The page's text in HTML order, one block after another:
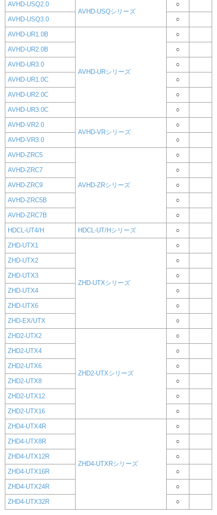
AVHD-USQ2.0
AVHD-USQシリーズ
○
AVHD-USQ3.0 ○
AVHD-UR1.0B
AVHD-URシリーズ
○
AVHD-UR2.0B ○
AVHD-UR3.0 ○
AVHD-UR1.0C ○
AVHD-UR2.0C ○
AVHD-UR3.0C ○
AVHD-VR2.0
AVHD-VRシリーズ
○
AVHD-VR3.0 ○
AVHD-ZRC5
AVHD-ZRシリーズ
○
AVHD-ZRC7 ○
AVHD-ZRC9 ○
AVHD-ZRC5B ○
AVHD-ZRC7B ○
HDCL-UT4/H HDCL-UT/Hシリーズ ○
ZHD-UTX1
ZHD-UTXシリーズ
○
ZHD-UTX2 ○
ZHD-UTX3 ○
ZHD-UTX4 ○
ZHD-UTX6 ○
ZHD-EX/UTX ○
ZHD2-UTX2
ZHD2-UTXシリーズ
○
ZHD2-UTX4 ○
ZHD2-UTX6 ○
ZHD2-UTX8 ○
ZHD2-UTX12 ○
ZHD2-UTX16 ○
ZHD4-UTX4R
ZHD4-UTXRシリーズ
○
ZHD4-UTX8R ○
ZHD4-UTX12R ○
ZHD4-UTX16R ○
ZHD4-UTX24R ○
ZHD4-UTX32R ○